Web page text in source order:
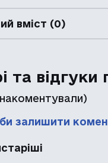
вміст (0)
та відгуки
залишити